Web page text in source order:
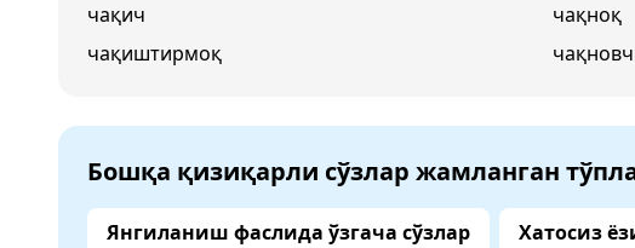
чақич
чақиштирмоқ
чақноқ
Бошқа қизиқарли сўзлар жамланган
Янгиланиш фаслида ўзгача сўзлар Хатосиз